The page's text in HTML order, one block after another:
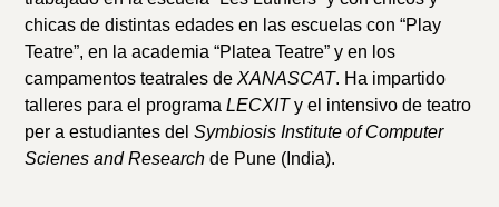
chicas de distintas edades en las escuelas con “Play
Teatre”, en la academia “Platea Teatre” y en los
campamentos teatrales deXANASCAT. Ha impartido
talleres para el programaLECXITy el intensivo de teatro
per a estudiantes delSymbiosis Institute of Computer
Scienes and Research de Pune (India).